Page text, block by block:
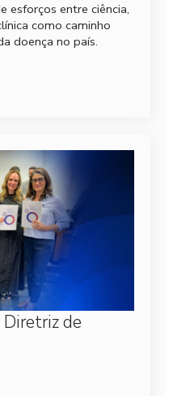
esforços entre ciência,
como caminho
doença no país.
de